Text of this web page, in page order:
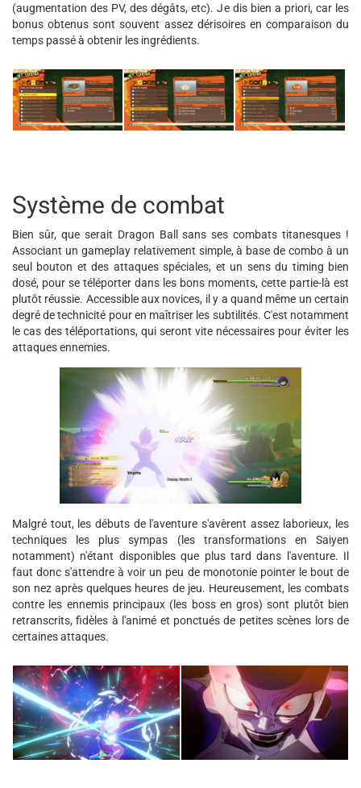
(augmentation des PV, des dégâts, etc). Je dis bien a priori, car les
bonus obtenus sont souvent assez dérisoires en comparaison du
temps passé à obtenir les ingrédients.
Système de combat
Bien sûr, que serait Dragon Ball sans ses combats titanesques !
Associant un gameplay relativement simple, à base de combo à un
seul bouton et des attaques spéciales, et un sens du timing bien
dosé, pour se téléporter dans les bons moments, cette partie-là est
plutôt réussie. Accessible aux novices, il y a quand même un certain
degré de technicité pour en maîtriser les subtilités. C'est notamment
le cas des téléportations, qui seront vite nécessaires pour éviter les
attaques ennemies.
Malgré tout, les débuts de l'aventure s'avèrent assez laborieux, les
techniques les plus sympas (les transformations en Saiyen
notamment) n'étant disponibles que plus tard dans l'aventure. Il
faut donc s'attendre à voir un peu de monotonie pointer le bout de
son nez après quelques heures de jeu. Heureusement, les combats
contre les ennemis principaux (les boss en gros) sont plutôt bien
retranscrits, fidèles à l'animé et ponctués de petites scènes lors de
certaines attaques.